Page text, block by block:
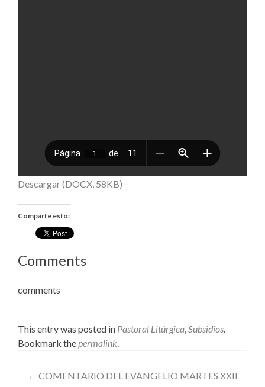
Descargar (DOCX, 58KB)
Comparte esto:
Comments
comments
This entry was posted in Pastoral Litúrgica,Subsidios.
Bookmark thepermalink.
Post
← COMENTARIO DEL EVANGELIO MARTES XXII